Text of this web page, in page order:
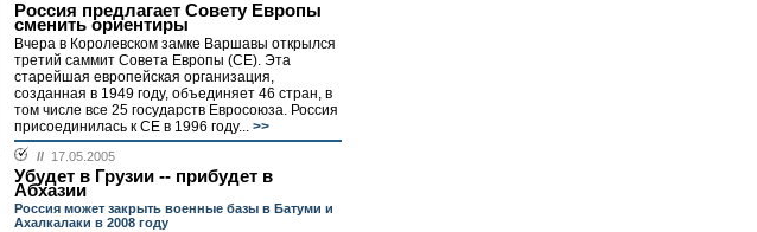
Россия предлагает Совету Европы
сменить ориентиры
Вчера в Королевском замке Варшавы открылся
третий саммит Совета Европы (СЕ). Эта
старейшая европейская организация,
созданная в 1949 году, объединяет 46 стран, в
том числе все 25 государств Евросоюза. Россия
присоединилась к СЕ в 1996 году... >>
// 17.05.2005
Убудет в Грузии -- прибудет в
Абхазии
Россия может закрыть военные базы в Батуми и
Ахалкалаки в 2008 году